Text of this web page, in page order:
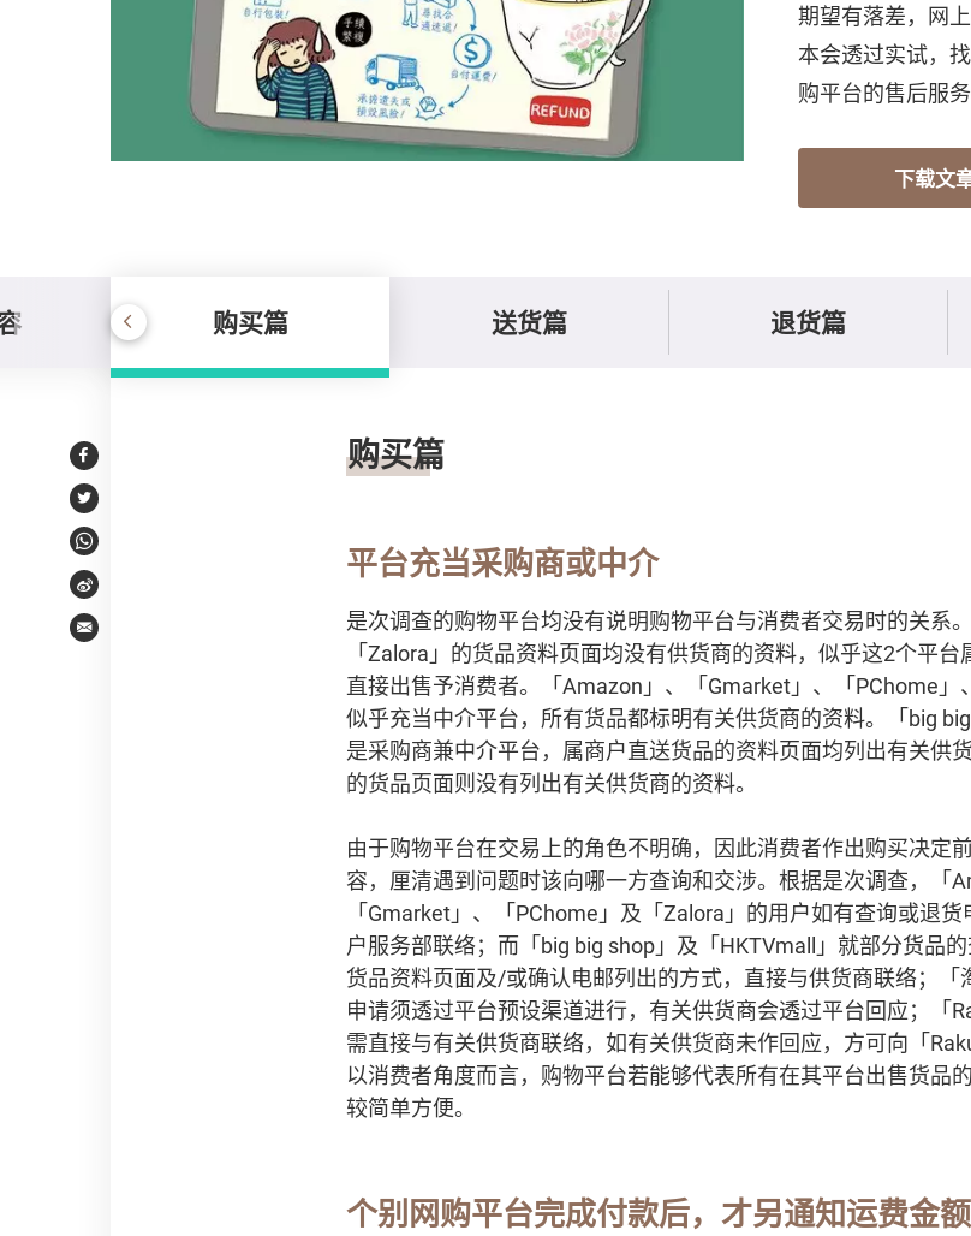
期望有落差，网
本会透过实试，
购平台的售后服务
下载文
购买篇 送货篇 退货篇
Facebook
Twitter
WhatsApp
Weibo
Email
购买篇
购买篇
平台充当采购商或中介
是次调查的购物平台均没有说明购物平台与消费者交易时的关系
「Zalora」的货品资料页面均没有供货商的资料，似乎这2个平
直接出售予消费者。「Amazon」、「Gmarket」、「PChome」
似乎充当中介平台，所有货品都标明有关供货商的资料。「big
是采购商兼中介平台，属商户直送货品的资料页面均列出有关供
的货品页面则没有列出有关供货商的资料。
由于购物平台在交易上的角色不明确，因此消费者作出购买决定
容，厘清遇到问题时该向哪一方查询和交涉。根据是次调查，「
「Gmarket」、「PChome」及「Zalora」的用户如有查询或退
户服务部联络；而「big big shop」及「HKTVmall」就部分货品
货品资料页面及/或确认电邮列出的方式，直接与供货商联络；
申请须透过平台预设渠道进行，有关供货商会透过平台回应；「
需直接与有关供货商联络，如有关供货商未作回应，方可向「
以消费者角度而言，购物平台若能够代表所有在其平台出售货品
较简单方便。
个别网购平台完成付款后，才另通知运费金额